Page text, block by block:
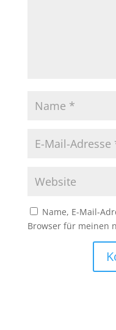
Name, E-Mail-
Browser für meinen